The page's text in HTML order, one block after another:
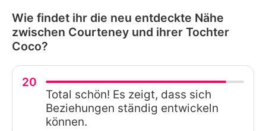
Wie findet ihr die neu entdeckte Nähe
zwischen Courteney und ihrer Tochter
Coco?
20
Total schön! Es zeigt, dass sich
Beziehungen ständig entwickeln
können.